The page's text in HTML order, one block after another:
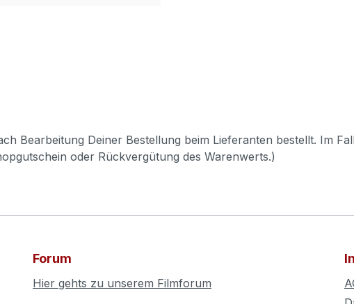
Bearbeitung Deiner Bestellung beim Lieferanten bestellt. Im
oder Rückvergütung des Warenwerts.)
Forum
Hier gehts zu unserem Filmforum